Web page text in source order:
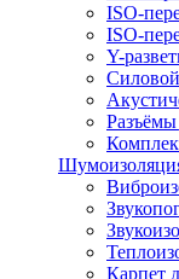
ISO-
ISO-
Y-
Силовой
Карпет